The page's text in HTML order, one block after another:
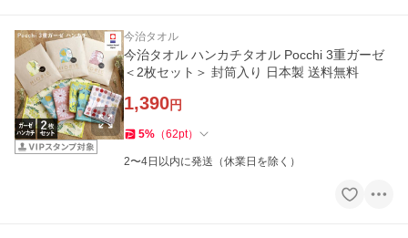
今治タオル
今治タオル ハンカチタオル Pocchi 3重ガーゼ
＜2枚セット＞ 封筒入り 日本製 送料無料
1,390円
5% （62pt）
2〜4日以内に発送（休業日を除く）